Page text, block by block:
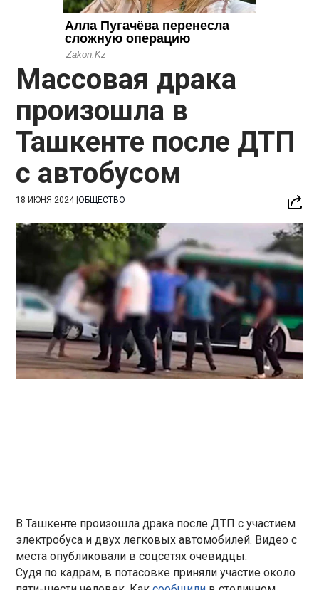
Массовая драка
произошла в
Ташкенте после ДТП
с автобусом
18 ИЮНЯ 2024|ОБЩЕСТВО
В Ташкенте произошла драка после ДТП с участием
электробуса и двух легковых автомобилей. Видео с
места опубликовали в соцсетях очевидцы.
Судя по кадрам, в потасовке приняли участие около